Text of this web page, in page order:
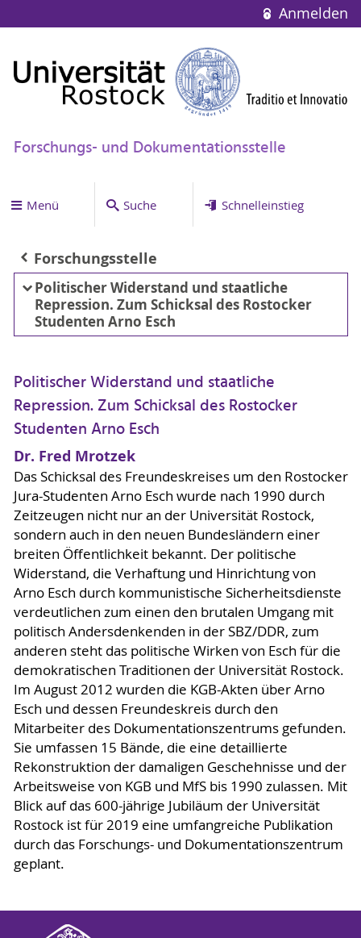
Anmelden
Forschungs- und Dokumentationsstelle
Menü Suche Schnelleinstieg
Forschungsstelle
Politischer Widerstand und staatliche
Repression. Zum Schicksal des Rostocker
Studenten Arno Esch
Politischer Widerstand und staatliche
Repression. Zum Schicksal des Rostocker
Studenten Arno Esch
Dr. Fred Mrotzek
Das Schicksal des Freundeskreises um den Rostocker
Jura-Studenten Arno Esch wurde nach 1990 durch
Zeitzeugen nicht nur an der Universität Rostock,
sondern auch in den neuen Bundesländern einer
breiten Öffentlichkeit bekannt. Der politische
Widerstand, die Verhaftung und Hinrichtung von
Arno Esch durch kommunistische Sicherheitsdienste
verdeutlichen zum einen den brutalen Umgang mit
politisch Andersdenkenden in der SBZ/DDR, zum
anderen steht das politische Wirken von Esch für die
demokratischen Traditionen der Universität Rostock.
Im August 2012 wurden die KGB-Akten über Arno
Esch und dessen Freundeskreis durch den
Mitarbeiter des Dokumentationszentrums gefunden.
Sie umfassen 15 Bände, die eine detaillierte
Rekonstruktion der damaligen Geschehnisse und der
Arbeitsweise von KGB und MfS bis 1990 zulassen. Mit
Blick auf das 600-jährige Jubiläum der Universität
Rostock ist für 2019 eine umfangreiche Publikation
durch das Forschungs- und Dokumentationszentrum
geplant.